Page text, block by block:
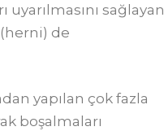
sağlayan
de
yapılan çok fazla
boşalmaları